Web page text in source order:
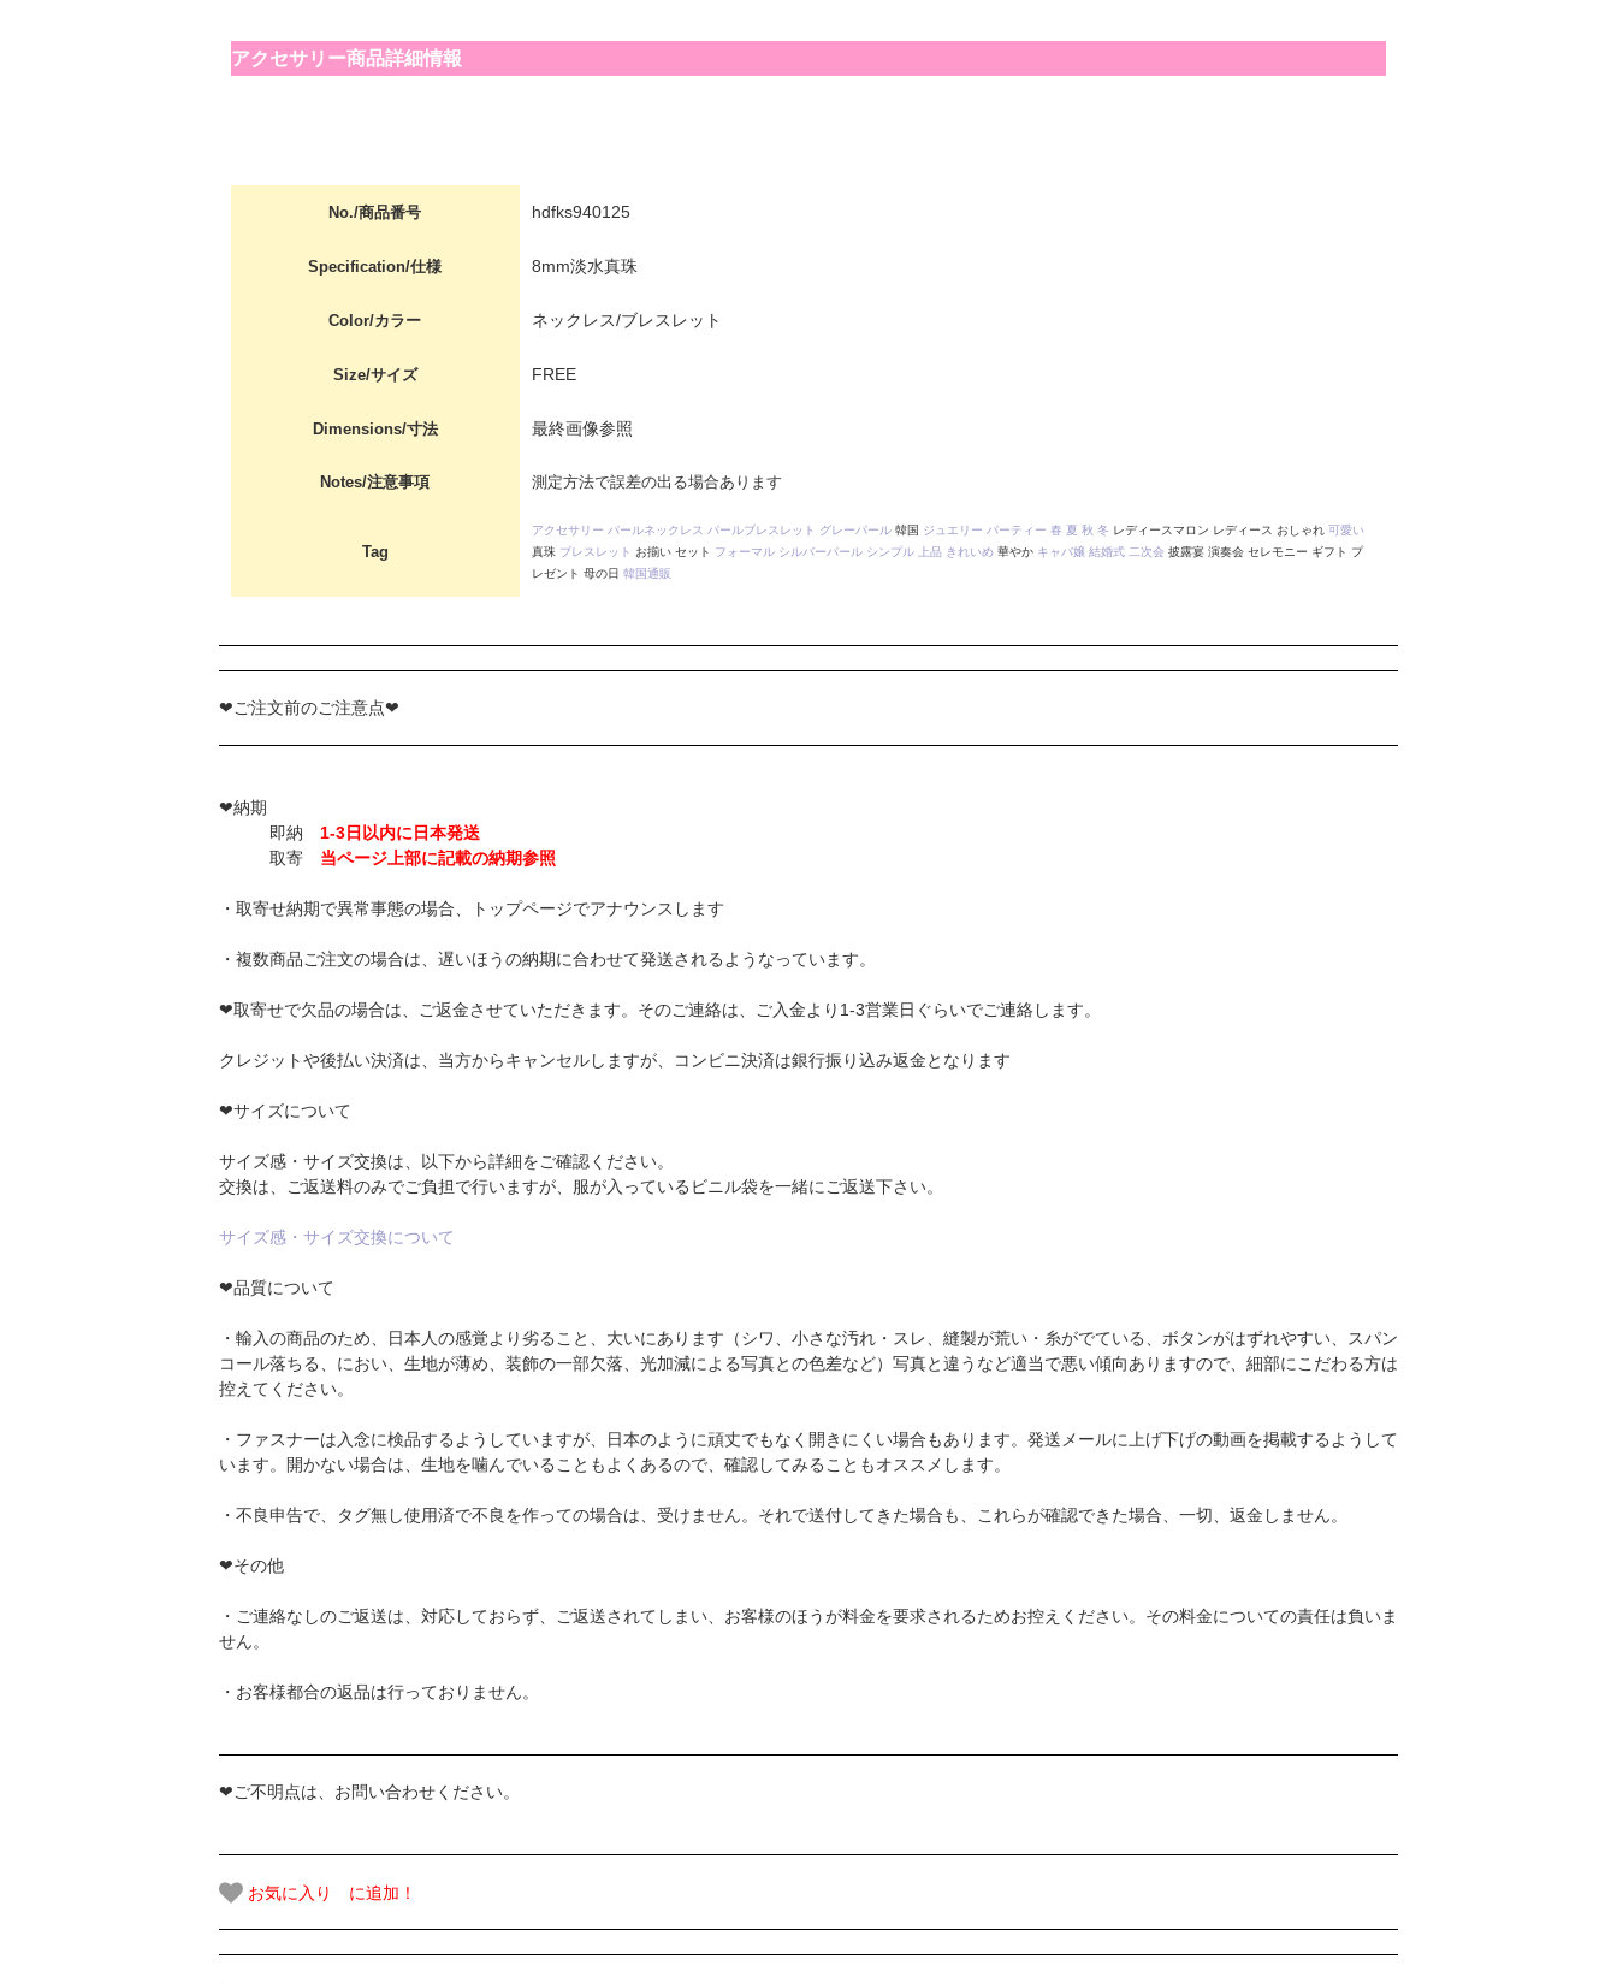
アクセサリー商品詳細情報
No./商品番号 hdfks940125
Specification/仕様 8mm淡水真珠
Color/カラー ネックレス/ブレスレット
Size/サイズ FREE
Dimensions/寸法 最終画像参照
Notes/注意事項 測定方法で誤差の出る場合あります
Tag
アクセサリー パールネックレス パールブレスレット グレーパール韓国 ジュエリー パーティー 春 夏 秋 冬 レディースマロン レディース おしゃれ 可愛い
真珠 ブレスレット お揃い セット フォーマル シルバーパール シンプル 上品 きれいめ華やか キャバ嬢 結婚式 二次会披露宴 演奏会 セレモニー ギフト プ
レゼント 母の日 韓国通販
❤ご注文前のご注意点❤
❤納期
即納 1-3日以内に日本発送
取寄 当ページ上部に記載の納期参照
・取寄せ納期で異常事態の場合、トップページでアナウンスします
・複数商品ご注文の場合は、遅いほうの納期に合わせて発送されるようなっています。
❤取寄せで欠品の場合は、ご返金させていただきます。そのご連絡は、ご入金より1-3営業日ぐらいでご連絡します。
クレジットや後払い決済は、当方からキャンセルしますが、コンビニ決済は銀行振り込み返金となります
❤サイズについて
サイズ感・サイズ交換は、以下から詳細をご確認ください。
交換は、ご返送料のみでご負担で行いますが、服が入っているビニル袋を一緒にご返送下さい。
サイズ感・サイズ交換について
❤品質について
・輸入の商品のため、日本人の感覚より劣ること、大いにあります（シワ、小さな汚れ・スレ、縫製が荒い・糸がでている、ボタンがはずれやすい、スパン
コール落ちる、におい、生地が薄め、装飾の一部欠落、光加減による写真との色差など）写真と違うなど適当で悪い傾向ありますので、細部にこだわる方は
控えてください。
・ファスナーは入念に検品するようしていますが、日本のように頑丈でもなく開きにくい場合もあります。発送メールに上げ下げの動画を掲載するようして
います。開かない場合は、生地を噛んでいることもよくあるので、確認してみることもオススメします。
・不良申告で、タグ無し使用済で不良を作っての場合は、受けません。それで送付してきた場合も、これらが確認できた場合、一切、返金しません。
❤その他
・ご連絡なしのご返送は、対応しておらず、ご返送されてしまい、お客様のほうが料金を要求されるためお控えください。その料金についての責任は負いま
せん。
・お客様都合の返品は行っておりません。
❤ご不明点は、お問い合わせください。
お気に入り に追加！